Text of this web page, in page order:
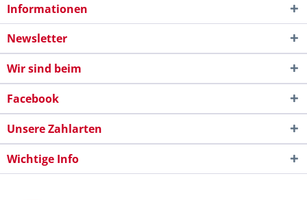
Informationen
Newsletter
Wir sind beim
Facebook
Unsere Zahlarten
Wichtige Info